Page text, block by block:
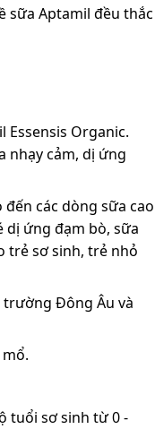
sữa Aptamil đều thắc
Essensis Organic.
nhạy cảm, dị ứng
các dòng sữa cao
dị ứng đạm bò, sữa
trẻ sơ sinh, trẻ nhỏ
trường Đông Âu và
tuổi sơ sinh từ 0 -